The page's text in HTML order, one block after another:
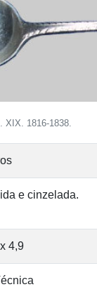
XIX. 1816-1838.
e cinzelada.
4,9